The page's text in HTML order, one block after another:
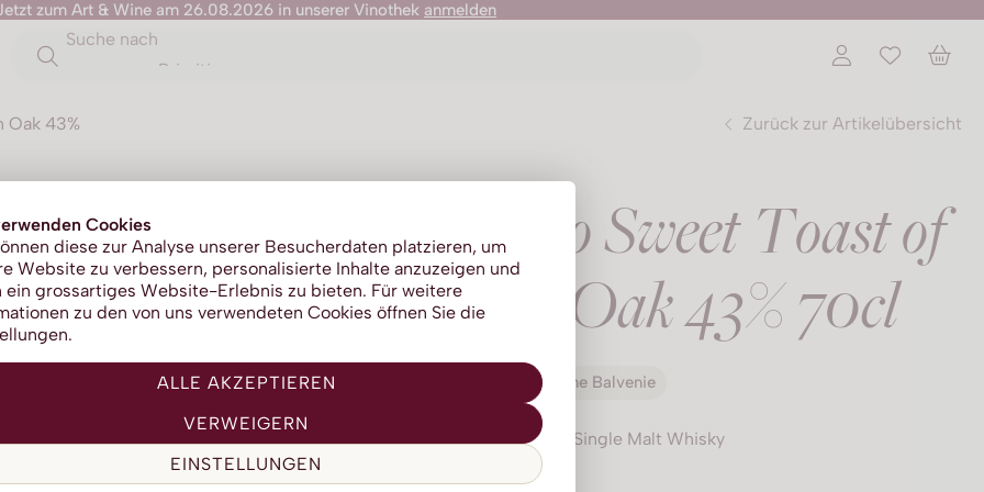
Cookies
diese zur Analyse unserer Besucherdaten platzieren, um
Website zu verbessern, personalisierte Inhalte anzuzeigen und
ein grossartiges Website-Erlebnis zu bieten. Für weitere
zu den von uns verwendeten Cookies öffnen Sie die
ALLE AKZEPTIEREN
VERWEIGERN
EINSTELLUNGEN
zum Art & Wine am 26.08.2026 in unserer Vinothek anmelden
Suche nach
Oak 43% Zurück zur Artikelübersicht
Balvenie 12yo Sweet Toast of
American Oak 43% 70cl
The Balvenie
Speyside, Single Malt Whisky